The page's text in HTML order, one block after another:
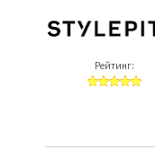
Рейтинг: